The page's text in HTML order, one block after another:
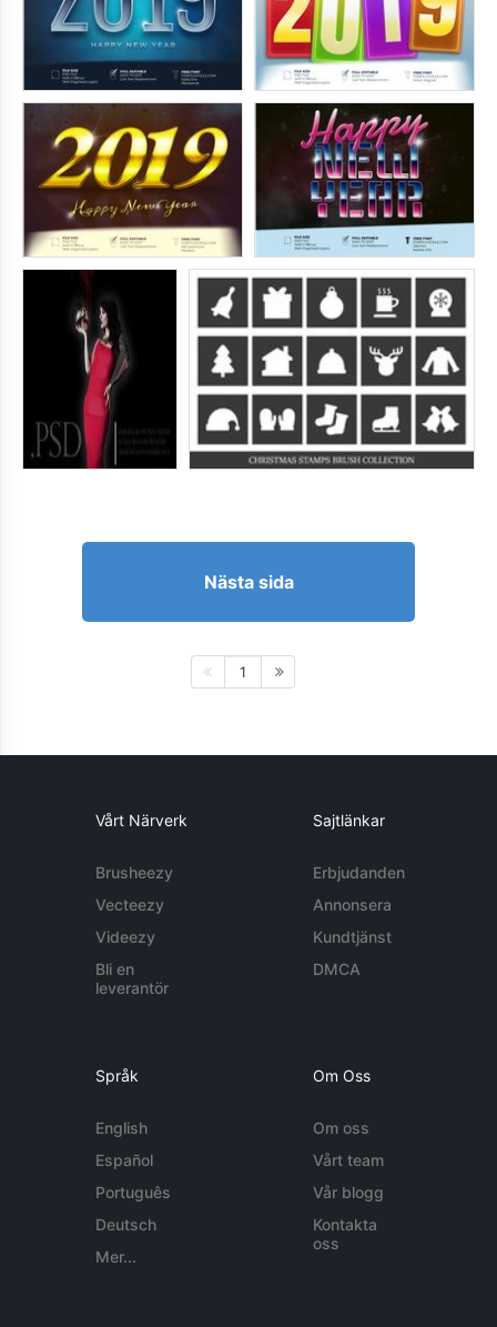
Nästa sida
1
Vårt Närverk
Brusheezy
Vecteezy
Videezy
Bli en
leverantör
Sajtlänkar
Erbjudanden
Annonsera
Kundtjänst
DMCA
Språk
English
Español
Português
Deutsch
Mer...
Om Oss
Om oss
Vårt team
Vår blogg
Kontakta
oss